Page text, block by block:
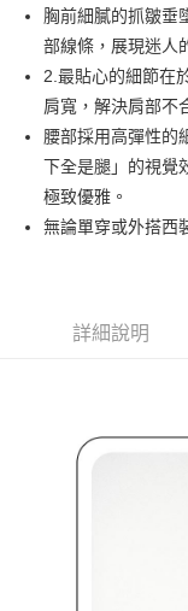
相關說明
【關於「AFTEE先享後
AFTEE先享後付是「在
便利好安心！
１．簡單：不需註冊會
２．便利：只要手機號
３．安心：先確認商品
【「AFTEE先享後付」
結帳頁面，進行簡訊認
※ 請注意：結帳手續完
購買商品的店家。未經
１．透過由恩沛科技股
易，需依本服務之必要
２．關於個人資料處理
３．未成年的使用者請
ATM付款
運送方式
全家取貨付款
每筆NT$80，滿
付款後全家取貨
每筆NT$80，滿
7-11取貨付款
每筆NT$80，滿
每筆NT$80，滿
胸前細膩的抓皺垂
部線條，展現迷人
2.最貼心的細節在
肩寬，解決肩部不
腰部採用高彈性的
下全是腿」的視覺
極致優雅。
無論單穿或外搭西
詳細說明